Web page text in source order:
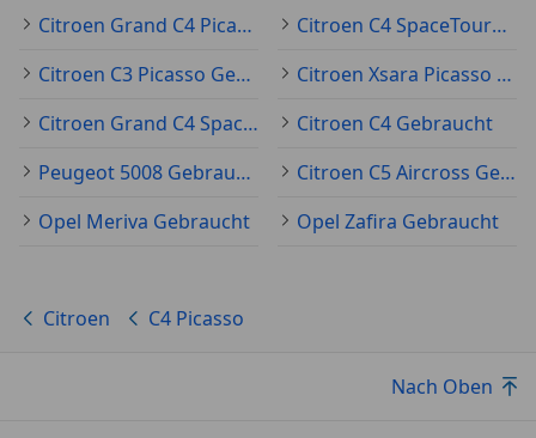
Citroen Grand C4 Picasso Gebraucht
Citroen C4 SpaceTourer Gebraucht
Citroen C3 Picasso Gebraucht
Citroen Xsara Picasso Gebraucht
Citroen Grand C4 SpaceTourer Gebraucht
Citroen C4 Gebraucht
Peugeot 5008 Gebraucht
Citroen C5 Aircross Gebraucht
Opel Meriva Gebraucht
Opel Zafira Gebraucht
Citroen C4 Picasso
Nach Oben